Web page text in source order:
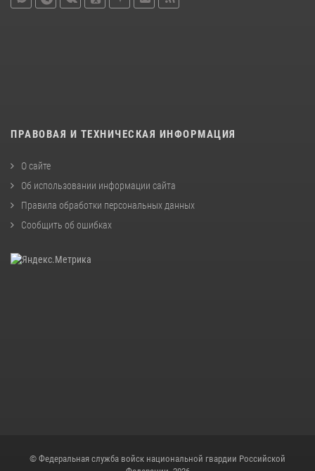
ПРАВОВАЯ И ТЕХНИЧЕСКАЯ ИНФОРМАЦИЯ
О сайте
Об использовании информации сайта
Правила обработки персональных данных
Сообщить об ошибках
© Федеральная служба войск национальной гвардии Российской